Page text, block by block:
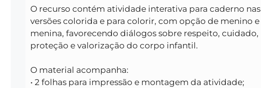
O recurso contém atividade interativa para caderno nas
versões colorida e para colorir, com opção de menino e
menina, favorecendo diálogos sobre respeito, cuidado,
proteção e valorização do corpo infantil.
O material acompanha:
• 2 folhas para impressão e montagem da atividade;